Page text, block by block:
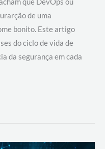
que DevOps ou
de uma
bonito. Este artigo
do ciclo de vida de
da segurança em cada